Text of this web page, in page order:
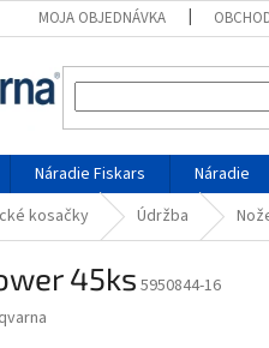
MOJA OBJEDNÁVKA
Náradie Fiskars Náradie
kosačky Údržba
45ks 5950844-16